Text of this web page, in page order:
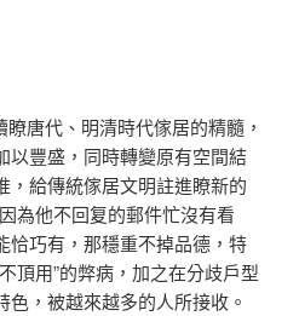
唐代、明清時代傢居的精髓，
以豐盛，同時轉變原有空間結
，給傳統傢居文明註進瞭新的
為他不回复的郵件忙沒有看
恰巧有，那穩重不掉品德，特
頂用”的弊病，加之在分歧戶型
，被越來越多的人所接收。